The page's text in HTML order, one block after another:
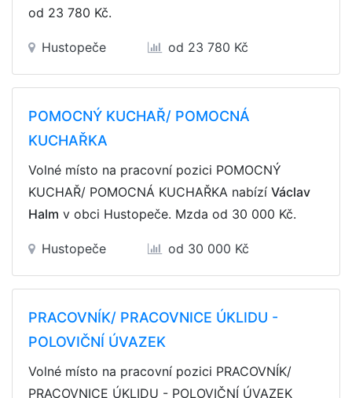
od 23 780 Kč.
Hustopeče od 23 780 Kč
POMOCNÝ KUCHAŘ/ POMOCNÁ
KUCHAŘKA
Volné místo na pracovní pozici POMOCNÝ
KUCHAŘ/ POMOCNÁ KUCHAŘKA nabízí Václav
Halm v obci Hustopeče. Mzda od 30 000 Kč.
Hustopeče od 30 000 Kč
PRACOVNÍK/ PRACOVNICE ÚKLIDU -
POLOVIČNÍ ÚVAZEK
Volné místo na pracovní pozici PRACOVNÍK/
PRACOVNICE ÚKLIDU - POLOVIČNÍ ÚVAZEK